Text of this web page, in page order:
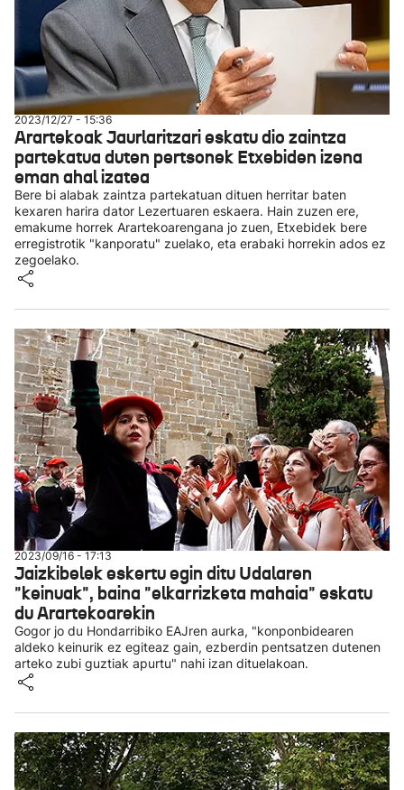
2023/12/27 - 15:36
Arartekoak Jaurlaritzari eskatu dio zaintza
partekatua duten pertsonek Etxebiden izena
eman ahal izatea
Bere bi alabak zaintza partekatuan dituen herritar baten
kexaren harira dator Lezertuaren eskaera. Hain zuzen ere,
emakume horrek Arartekoarengana jo zuen, Etxebidek bere
erregistrotik "kanporatu" zuelako, eta erabaki horrekin ados ez
zegoelako.
2023/09/16 - 17:13
Jaizkibelek eskertu egin ditu Udalaren
"keinuak", baina "elkarrizketa mahaia" eskatu
du Arartekoarekin
Gogor jo du Hondarribiko EAJren aurka, "konponbidearen
aldeko keinurik ez egiteaz gain, ezberdin pentsatzen dutenen
arteko zubi guztiak apurtu" nahi izan dituelakoan.